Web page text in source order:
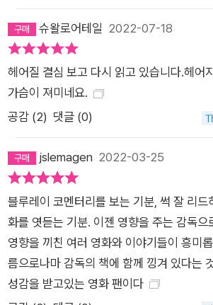
슈왈로어테일 2022-07-18
헤어질 결심 보고 다시 읽고 있습니다.헤어
가슴이 져미네요.
공감 (2) 댓글 (0)
jslemagen 2022-03-25
블루레이 코멘터리를 보는 기분, 썩 잘 리드
화를 엿듣는 기분. 이젠 영향을 주는 감독으
영향을 끼친 여러 영화와 이야기들이 흥미
름으로나마 감독의 책에 함께 낑겨 있다는
성감을 받고있는 영화 팬이다